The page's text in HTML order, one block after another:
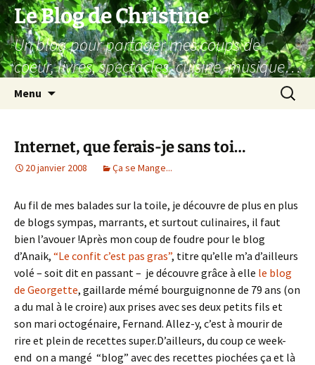
Aller
au
contenu
Le Blog de Christine
Un blog pour partager mes coups de
coeur, livres, spectacles, cuisine, musique…
Menu
Internet, que ferais-je sans toi…
20 janvier 2008 Ça se Mange...
Au fil de mes balades sur la toile, je découvre de plus en plus
de blogs sympas, marrants, et surtout culinaires, il faut
bien l’avouer !Après mon coup de foudre pour le blog
d’Anaik, “Le confit c’est pas gras”, titre qu’elle m’a d’ailleurs
volé – soit dit en passant – je découvre grâce à elle le blog
de Georgette, gaillarde mémé bourguignonne de 79 ans (on
a du mal à le croire) aux prises avec ses deux petits fils et
son mari octogénaire, Fernand. Allez-y, c’est à mourir de
rire et plein de recettes super.D’ailleurs, du coup ce week-
end on a mangé “blog” avec des recettes piochées ça et là